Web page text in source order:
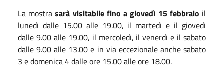
La mostrasarà visitabile fino a giovedì 15 febbraio il
lunedì dalle 15.00 alle 19.00, il martedì e il giovedì
dalle 9.00 alle 19.00, il mercoledì, il venerdì e il sabato
dalle 9.00 alle 13.00 e in via eccezionale anche sabato
3 e domenica 4 dalle ore 15.00 alle ore 18.00.